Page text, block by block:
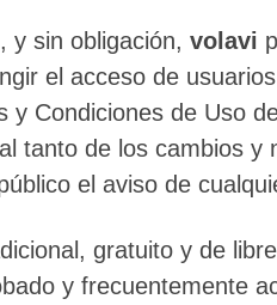
y sin obligación, volavi
el acceso de
y Condiciones de Uso
tanto de los cambios y
el aviso de
gratuito y de
y frecuentemente